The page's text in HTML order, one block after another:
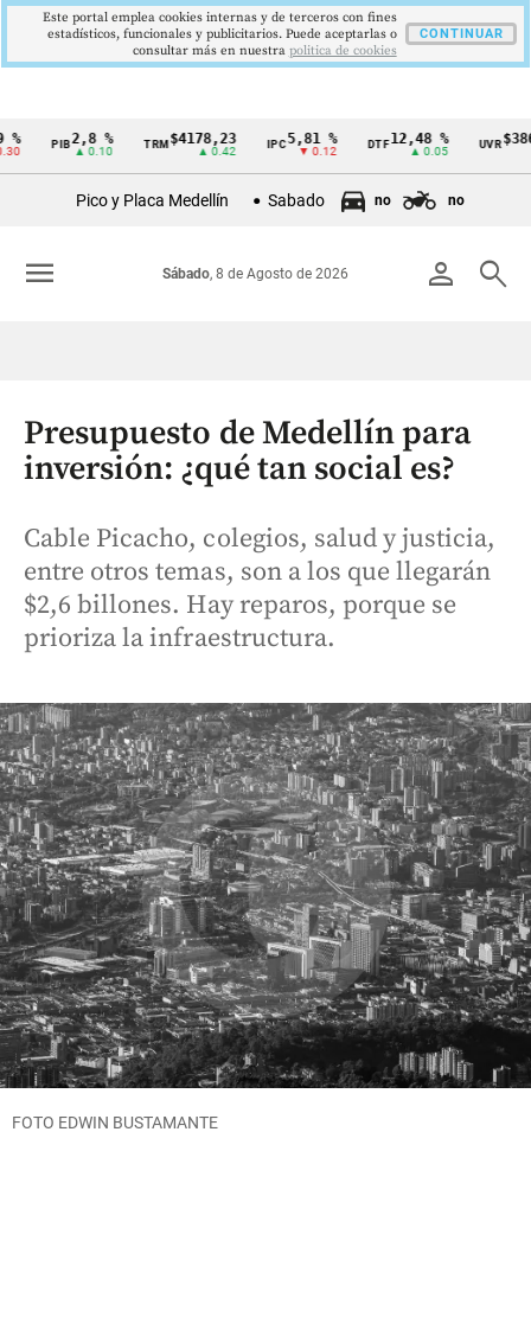
Cintillo
Colombia
PIB 2,8 %
▲ 0.10
TRM $4178,23
▲ 0.42
IPC 5,81 %
▼ 0.12
DTF 12,48 %
▲ 0.05
UVR
▲
Pico y Placa Medellín Sabado no no
person search
Sábado, 8 de Agosto de 2026
menu
Presupuesto de Medellín para
inversión: ¿qué tan social es?
Cable Picacho, colegios, salud y justicia,
entre otros temas, son a los que llegarán
$2,6 billones. Hay reparos, porque se
prioriza la infraestructura.
FOTO EDWIN BUSTAMANTE
Este portal emplea cookies internas y de terceros con fines
estadísticos, funcionales y publicitarios. Puede aceptarlas o
consultar más en nuestra politica de cookies
CONTINUAR